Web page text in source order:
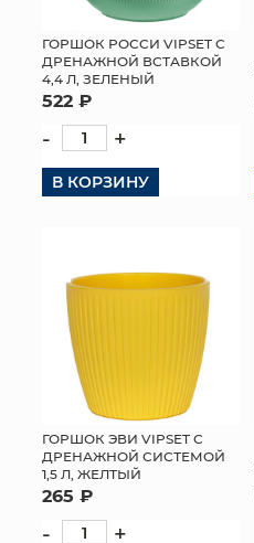
ГОРШОК РОССИ VIPSET С
ДРЕНАЖНОЙ ВСТАВКОЙ
4,4 Л, ЗЕЛЕНЫЙ
522 ₽
- +
В КОРЗИНУ
ГОРШОК ЭВИ VIPSET С
ДРЕНАЖНОЙ СИСТЕМОЙ
1,5 Л, ЖЕЛТЫЙ
265 ₽
- +